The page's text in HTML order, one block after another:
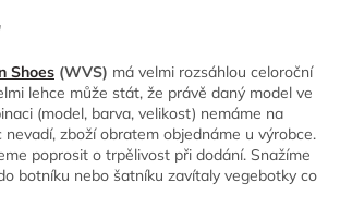
Shoes (WVS) má velmi rozsáhlou celoroční
lehce může stát, že právě daný model ve
(model, barva, velikost) nemáme na
nevadí, zboží obratem objednáme u výrobce.
poprosit o trpělivost při dodání. Snažíme
botníku nebo šatníku zavítaly vegebotky co